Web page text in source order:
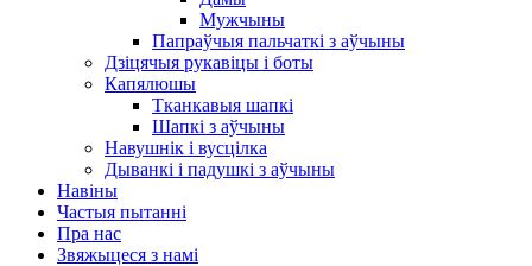
Мужчыны
Папраўчыя пальчаткі з аўчыны
Дзіцячыя рукавіцы і боты
Капялюшы
Тканкавыя шапкі
Шапкі з аўчыны
Навушнік і вусцілка
Дыванкі і падушкі з аўчыны
Навіны
Частыя пытанні
Пра нас
Звяжыцеся з намі